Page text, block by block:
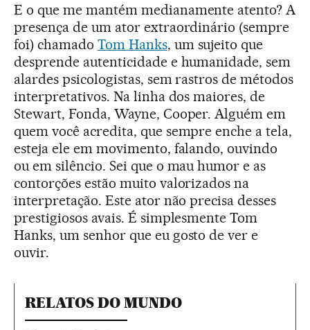
E o que me mantém medianamente atento? A
presença de um ator extraordinário (sempre
foi) chamado Tom Hanks, um sujeito que
desprende autenticidade e humanidade, sem
alardes psicologistas, sem rastros de métodos
interpretativos. Na linha dos maiores, de
Stewart, Fonda, Wayne, Cooper. Alguém em
quem você acredita, que sempre enche a tela,
esteja ele em movimento, falando, ouvindo
ou em silêncio. Sei que o mau humor e as
contorções estão muito valorizados na
interpretação. Este ator não precisa desses
prestigiosos avais. É simplesmente Tom
Hanks, um senhor que eu gosto de ver e
ouvir.
RELATOS DO MUNDO